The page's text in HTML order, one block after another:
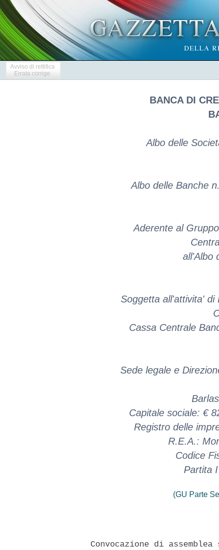
Avviso di rettifica
Errata corrige
BANCA DI
Albo delle
Albo delle Banche
Aderente al
all'Albo
Soggetta all'attivita' di
Cassa Centrale
Sede legale e
Capitale sociale: €
Registro delle
R.E.A.:
Codice
Partita
(GU Parte
Convocazione di